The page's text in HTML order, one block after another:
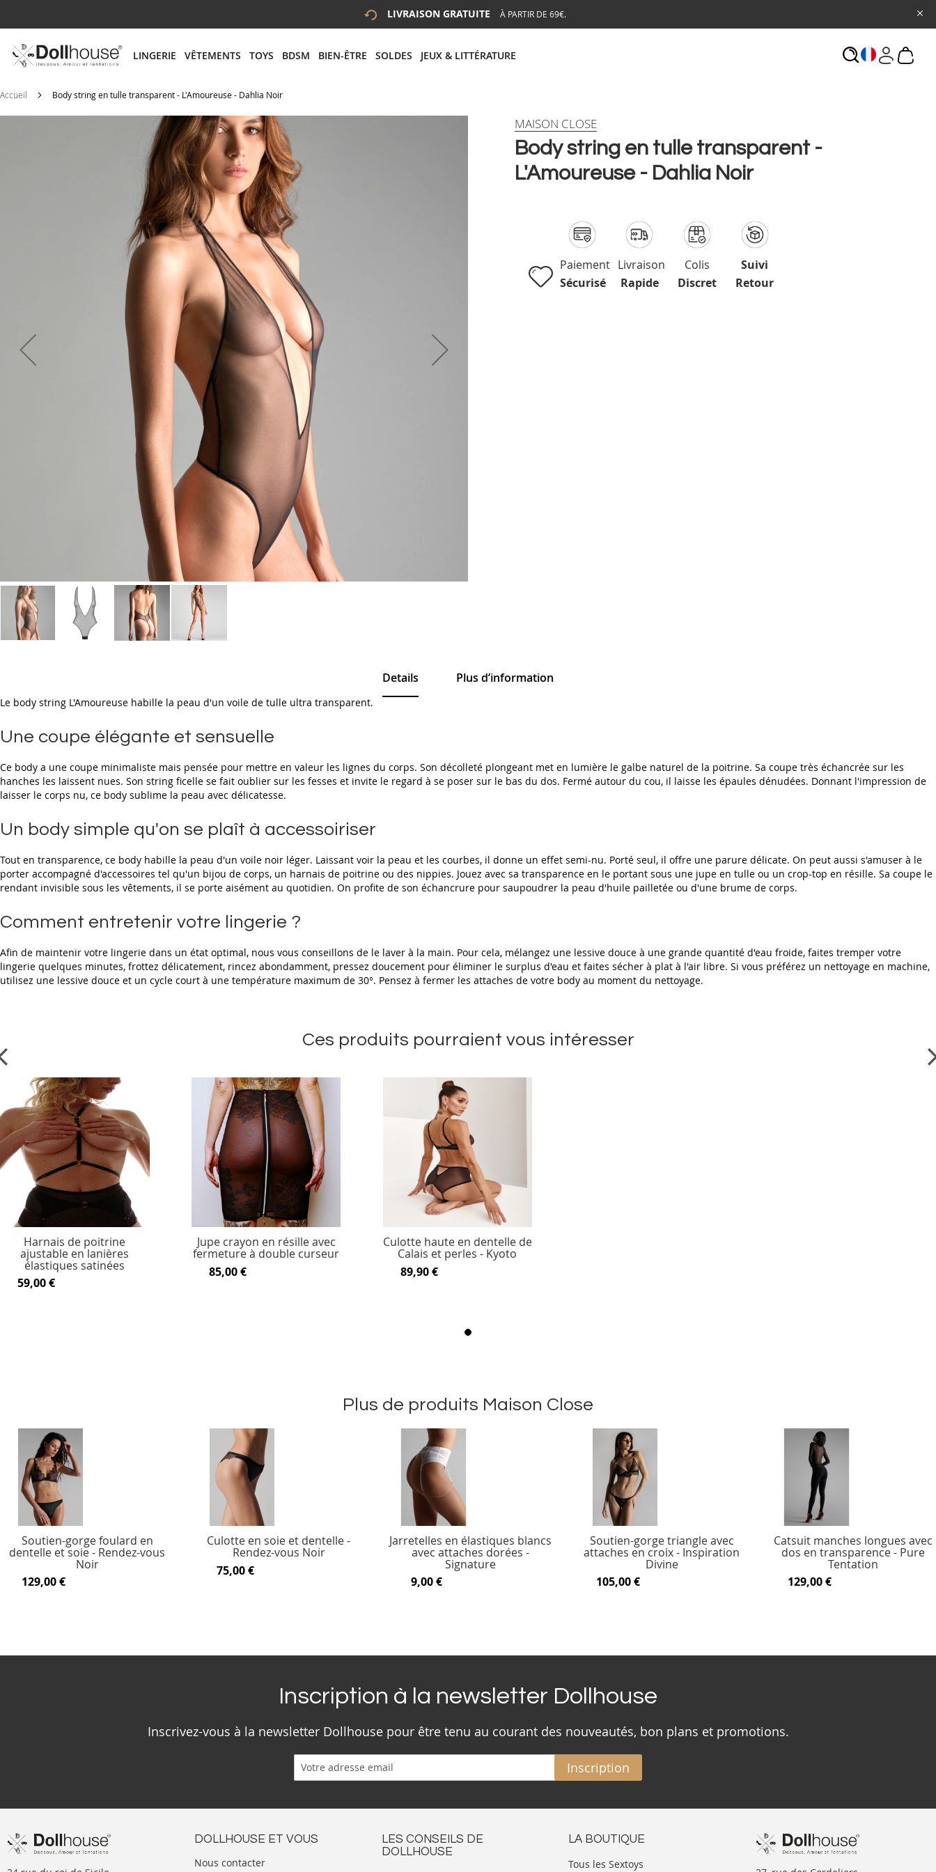
LIVRAISON GRATUITE À PARTIR DE 69€.
LINGERIE VÊTEMENTS TOYS BDSM BIEN-ÊTRE SOLDES JEUX & LITTÉRATURE
# ENTREZ AU MOINS 3 CARACTÈRES POUR LANCER LA RECHERCHE
Accueil Body string en tulle transparent - L'Amoureuse - Dahlia Noir
of
images
gallery
Body string en tulle transparent -
L'Amoureuse - Dahlia Noir
MAISON CLOSE
Paiement
Sécurisé
Livraison
Rapide
Colis
Discret
Suivi
Retour
Details
Le body string L'Amoureuse habille la peau d'un voile de tulle ultra transparent.
Une coupe élégante et sensuelle
Ce body a une coupe minimaliste mais pensée pour mettre en valeur les lignes du corps. Son décolleté plongeant met en lumière le galbe naturel de la poitrine. Sa coupe très échancrée sur les
hanches les laissent nues. Son string ficelle se fait oublier sur les fesses et invite le regard à se poser sur le bas du dos. Fermé autour du cou, il laisse les épaules dénudées. Donnant l'impression de
laisser le corps nu, ce body sublime la peau avec délicatesse.
Un body simple qu'on se plaît à accessoiriser
Tout en transparence, ce body habille la peau d'un voile noir léger. Laissant voir la peau et les courbes, il donne un effet semi-nu. Porté seul, il offre une parure délicate. On peut aussi s'amuser à le
porter accompagné d'accessoires tel qu'un bijou de corps, un harnais de poitrine ou des nippies. Jouez avec sa transparence en le portant sous une jupe en tulle ou un crop-top en résille. Sa coupe le
rendant invisible sous les vêtements, il se porte aisément au quotidien. On profite de son échancrure pour saupoudrer la peau d'huile pailletée ou d'une brume de corps.
Comment entretenir votre lingerie ?
Afin de maintenir votre lingerie dans un état optimal, nous vous conseillons de le laver à la main. Pour cela, mélangez une lessive douce à une grande quantité d'eau froide, faites tremper votre
lingerie quelques minutes, frottez délicatement, rincez abondamment, pressez doucement pour éliminer le surplus d'eau et faites sécher à plat à l'air libre. Si vous préférez un nettoyage en machine,
utilisez une lessive douce et un cycle court à une température maximum de 30°. Pensez à fermer les attaches de votre body au moment du nettoyage.
Plus d’information
Ces produits pourraient vous intéresser
Harnais de poitrine
ajustable en lanières
élastiques satinées
59,00 €
Jupe crayon en résille avec
fermeture à double curseur
85,00 €
Culotte haute en dentelle de
Calais et perles - Kyoto
89,90 €
Plus de produits Maison Close
Soutien-gorge foulard en
dentelle et soie - Rendez-vous
Noir
129,00 €
Culotte en soie et dentelle -
Rendez-vous Noir
75,00 €
Jarretelles en élastiques blancs
avec attaches dorées -
Signature
9,00 €
Soutien-gorge triangle avec
attaches en croix - Inspiration
Divine
105,00 €
Catsuit manches longues avec
dos en transparence - Pure
Tentation
129,00 €
Inscription à la newsletter Dollhouse
Inscrivez-vous à la newsletter Dollhouse pour être tenu au courant des nouveautés, bon plans et promotions.
Inscription
DOLLHOUSE ET VOUS
Nous contacter
LES CONSEILS DE
DOLLHOUSE
LA BOUTIQUE
Tous les Sextoys